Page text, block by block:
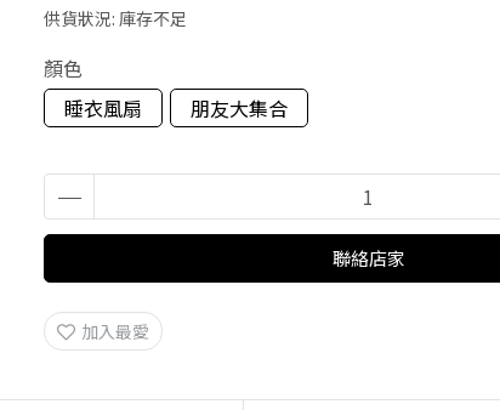
供貨狀況: 庫存不足
顏色
睡衣風扇
朋友大集合
聯絡店家
加入最愛